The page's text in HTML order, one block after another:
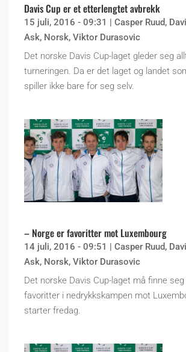
Davis Cup er et etterlengtet avbrekk
15 juli, 2016 - 09:31 | Casper Ruud,
Ask, Norsk, Viktor Durasovic
Det norske Davis Cup-laget gleder seg
turneringen. Da er det laget og landet
spiller ikke bare for seg selv.
– Norge er favoritter mot Luxembourg
14 juli, 2016 - 09:51 Casper Ruud,
Ask, Norsk, Viktor Durasovic
Det norske Davis Cup-laget må finne
favoritter i nedrykkskampen mot
starter fredag.